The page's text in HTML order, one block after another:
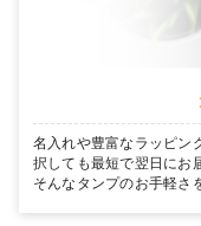
名入れや豊富なラッピン
択しても最短で翌日にお
そんなタンプのお手軽さ